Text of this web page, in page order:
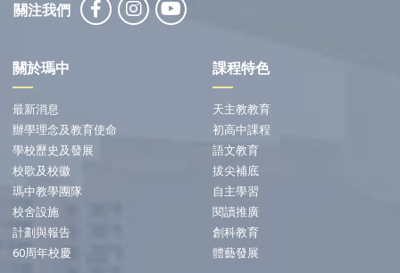
關注我們
關於瑪中
最新消息
辦學理念及教育使命
學校歷史及發展
校歌及校徽
瑪中教學團隊
校舍設施
計劃與報告
60周年校慶
課程特色
天主教教育
初高中課程
語文教育
拔尖補底
自主學習
閱讀推廣
創科教育
體藝發展